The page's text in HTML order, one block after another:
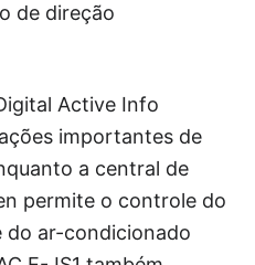
de direção
Active Info
importantes de
a central de
permite o controle do
do ar-condicionado